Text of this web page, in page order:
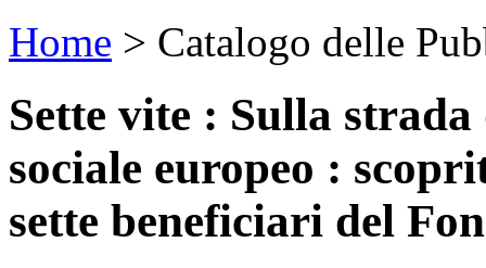
Home > Catalogo delle
Sette vite : Sulla strada
sociale europeo :
sette beneficiari del